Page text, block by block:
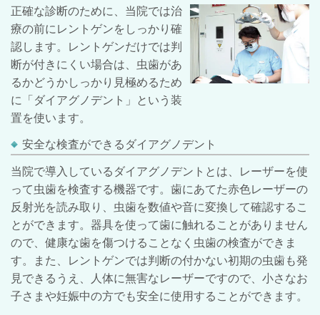
正確な診断のために、当院では治
療の前にレントゲンをしっかり確
認します。レントゲンだけでは判
断が付きにくい場合は、虫歯があ
るかどうかしっかり見極めるため
に「ダイアグノデント」という装
置を使います。
安全な検査ができるダイアグノデント
当院で導入しているダイアグノデントとは、レーザーを使
って虫歯を検査する機器です。歯にあてた赤色レーザーの
反射光を読み取り、虫歯を数値や音に変換して確認するこ
とができます。器具を使って歯に触れることがありません
ので、健康な歯を傷つけることなく虫歯の検査ができま
す。また、レントゲンでは判断の付かない初期の虫歯も発
見できるうえ、人体に無害なレーザーですので、小さなお
子さまや妊娠中の方でも安全に使用することができます。